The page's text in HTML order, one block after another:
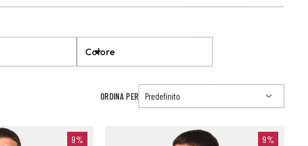
Colore
ORDINA PER
9% 9%